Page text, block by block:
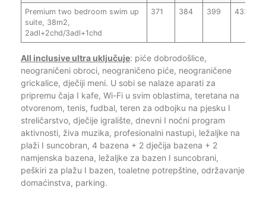
Premium two bedroom swim up
suite, 38m2,
2adl+2chd/3adl+1chd
371 384 399 433
All inclusive ultra uključuje: piće dobrodošlice,
neograničeni obroci, neograničeno piće, neograničene
grickalice, dječiji meni. U sobi se nalaze aparati za
pripremu čaja I kafe, Wi-Fi u svim oblastima, teretana na
otvorenom, tenis, fudbal, teren za odbojku na pjesku I
streličarstvo, dječije igralište, dnevni I noćni program
aktivnosti, živa muzika, profesionalni nastupi, ležaljke na
plaži I suncobran, 4 bazena + 2 dječija bazena + 2
namjenska bazena, ležaljke za bazen I suncobrani,
peškiri za plažu I bazen, toaletne potrepštine, održavanje
domaćinstva, parking.